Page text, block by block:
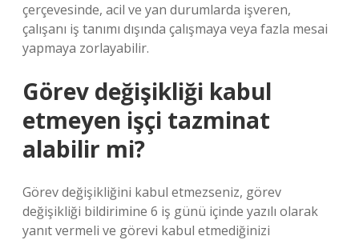
çerçevesinde, acil ve yan durumlarda işveren,
çalışanı iş tanımı dışında çalışmaya veya fazla mesai
yapmaya zorlayabilir.
Görev değişikliği kabul
etmeyen işçi tazminat
alabilir mi?
Görev değişikliğini kabul etmezseniz, görev
değişikliği bildirimine 6 iş günü içinde yazılı olarak
yanıt vermeli ve görevi kabul etmediğinizi